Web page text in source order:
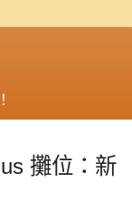
攤位：新